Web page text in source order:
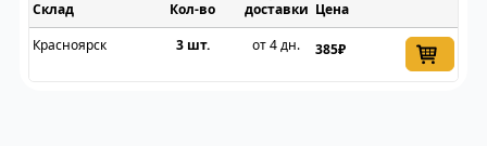
Склад
доставки Цена
Красноярск
3 шт. от 4 дн. 385₽